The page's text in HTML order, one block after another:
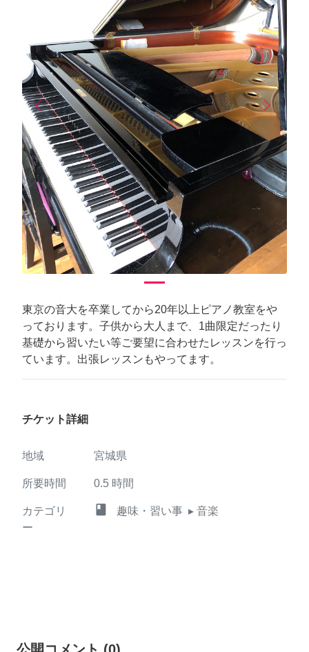
arrow_back_iosPrevious arrow_forward_iosNext
東京の音大を卒業してから20年以上ピアノ教室をや
っております。子供から大人まで、1曲限定だったり
基礎から習いたい等ご要望に合わせたレッスンを行っ
ています。出張レッスンもやってます。
チケット詳細
地域 宮城県
所要時間 0.5 時間
カテゴリ
ー
class 趣味・習い事 ▸ 音楽